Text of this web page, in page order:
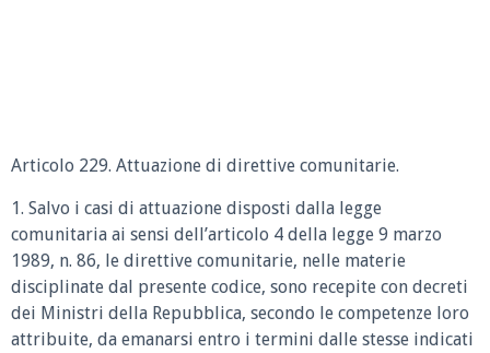
Articolo 229. Attuazione di direttive comunitarie.
1. Salvo i casi di attuazione disposti dalla legge
comunitaria ai sensi dell’articolo 4 della legge 9 marzo
1989, n. 86, le direttive comunitarie, nelle materie
disciplinate dal presente codice, sono recepite con decreti
dei Ministri della Repubblica, secondo le competenze loro
attribuite, da emanarsi entro i termini dalle stesse indicati